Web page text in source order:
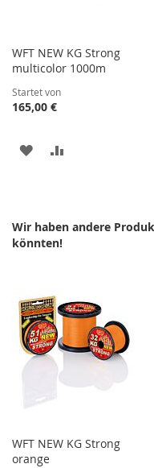
WFT NEW KG Strong
multicolor 1000m
Startet von
165,00 €
ZUR
Wir haben andere
könnten!
WFT NEW KG Strong
orange